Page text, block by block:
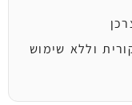
וללא שימוש